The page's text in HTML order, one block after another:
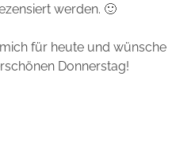
werden. 🙂
für heute und wünsche
Donnerstag!